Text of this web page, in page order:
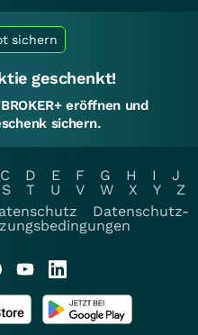
sichern
geschenkt!
eröffnen und
sichern.
C D E F G H I
J
S T U V W X Y
Z
Datenschutz-